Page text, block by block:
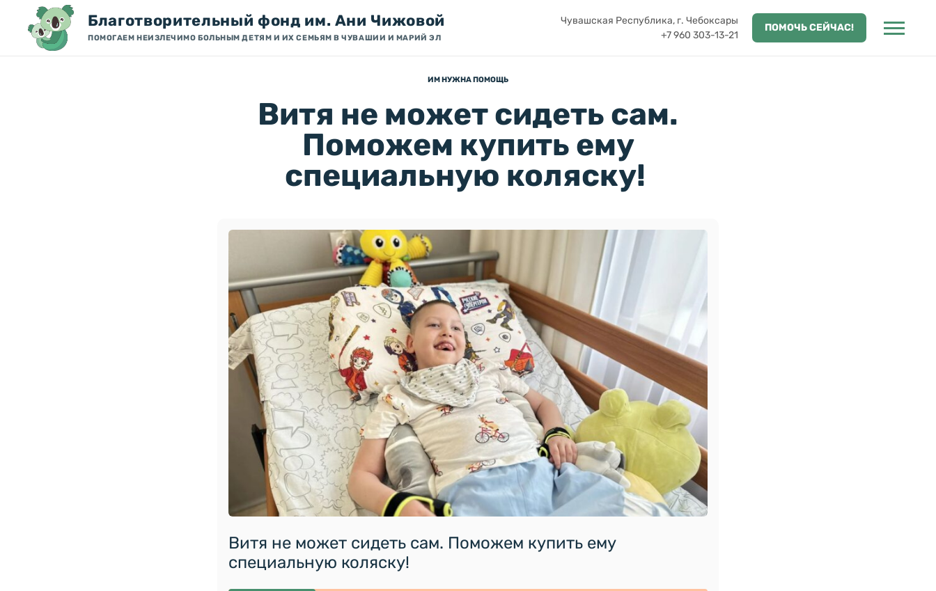
Благотворительный фонд им. Ани Чижовой
ПОМОГАЕМ НЕИЗЛЕЧИМО БОЛЬНЫМ ДЕТЯМ И ИХ СЕМЬЯМ В ЧУВАШИИ И МАРИЙ ЭЛ
Чувашская Республика, г. Чебоксары
+7 960 303-13-21
ПОМОЧЬ СЕЙЧАС!
ИМ НУЖНА ПОМОЩЬ
Витя не может сидеть сам.
Поможем купить ему
специальную коляску!
Витя не может сидеть сам. Поможем купить ему
специальную коляску!